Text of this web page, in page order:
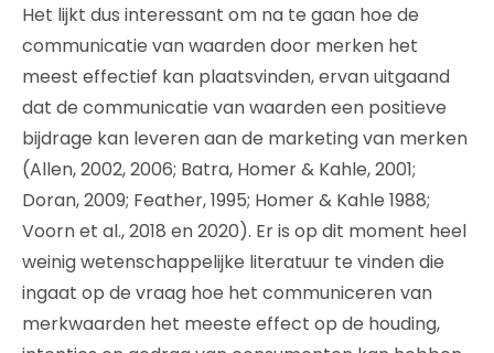
Het lijkt dus interessant om na te gaan hoe de
communicatie van waarden door merken het
meest effectief kan plaatsvinden, ervan uitgaand
dat de communicatie van waarden een positieve
bijdrage kan leveren aan de marketing van merken
(Allen, 2002, 2006; Batra, Homer & Kahle, 2001;
Doran, 2009; Feather, 1995; Homer & Kahle 1988;
Voorn et al., 2018 en 2020). Er is op dit moment heel
weinig wetenschappelijke literatuur te vinden die
ingaat op de vraag hoe het communiceren van
merkwaarden het meeste effect op de houding,